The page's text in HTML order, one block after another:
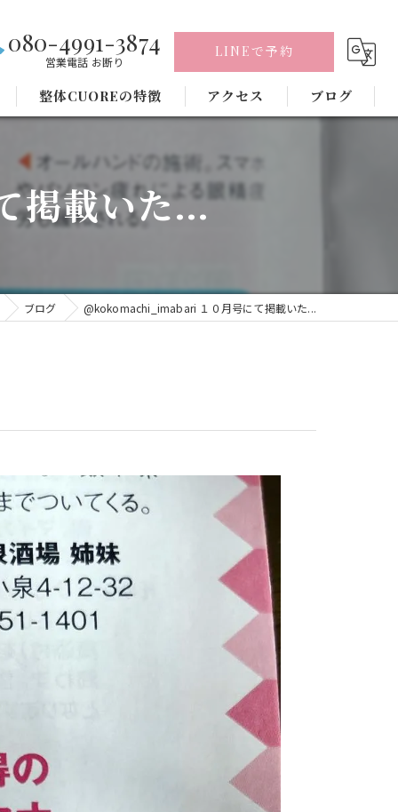
080-4991-3874
営業電話 お断り
LINEで予約
整体CUOREの特徴
腰痛
肩こり
頭痛
アクセス ブログ
掲載いた...
ブログ @kokomachi_imabari １０月号にて掲載いた...